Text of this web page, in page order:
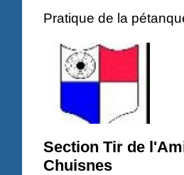
Pratique de la
Section Tir de
Chuisnes